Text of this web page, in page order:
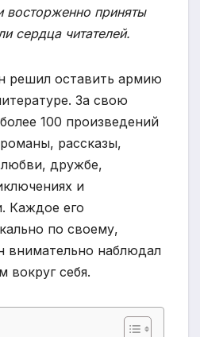
восторженно приняты
сердца читателей.
решил оставить армию
За свою
100 произведений
рассказы,
дружбе,
и
Каждое его
по своему,
внимательно наблюдал
себя.